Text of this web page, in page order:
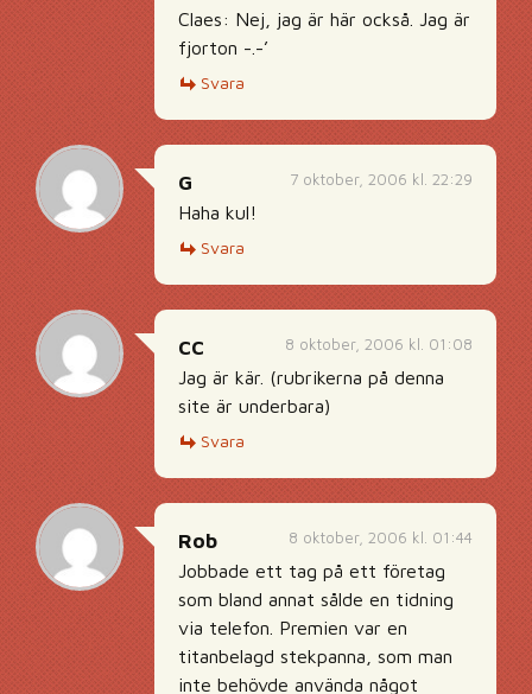
Claes: Nej, jag är här också. Jag är
fjorton -.-’
Svara
7 oktober, 2006 kl. 22:29
G
Haha kul!
Svara
8 oktober, 2006 kl. 01:08
CC
Jag är kär. (rubrikerna på denna
site är underbara)
Svara
8 oktober, 2006 kl. 01:44
Rob
Jobbade ett tag på ett företag
som bland annat sålde en tidning
via telefon. Premien var en
titanbelagd stekpanna, som man
inte behövde använda något